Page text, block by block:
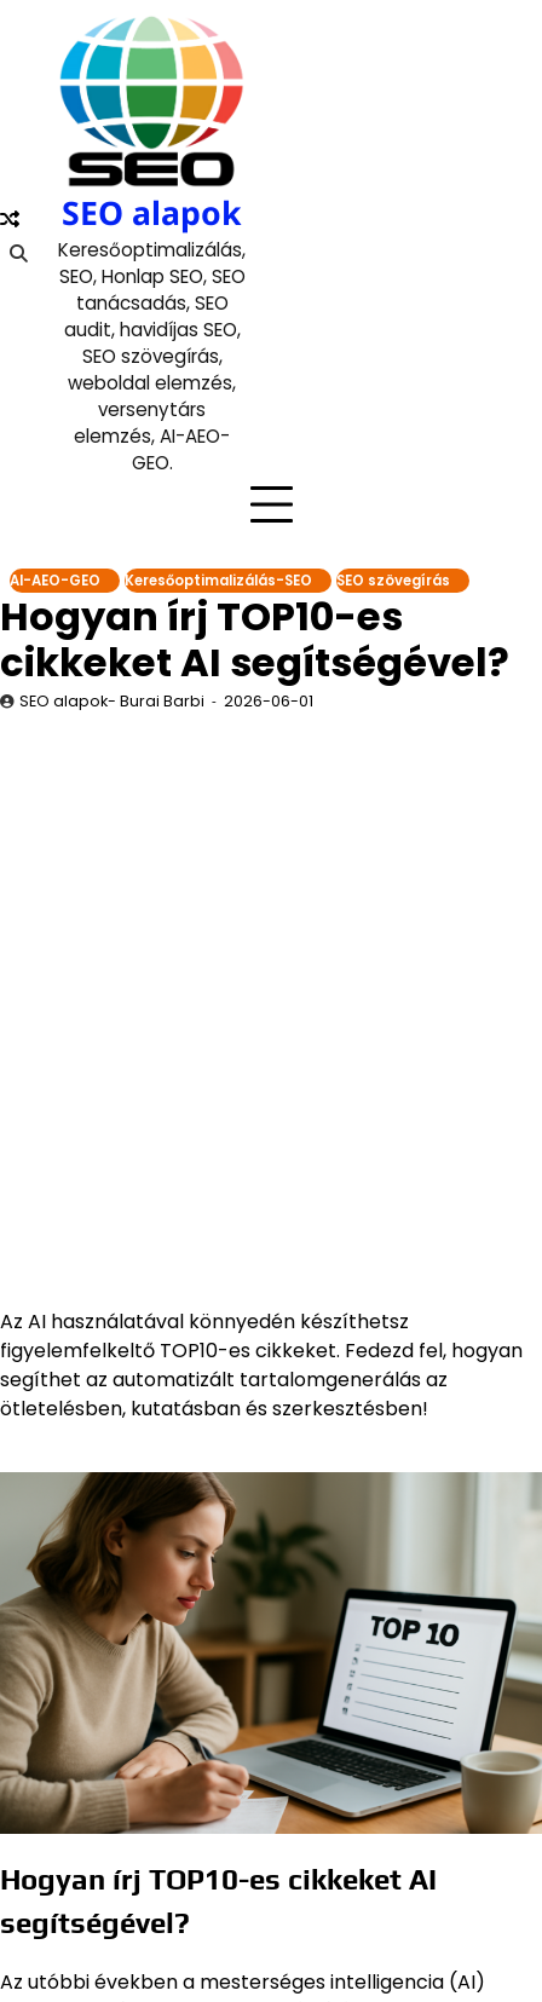
content
SEO alapok
Keresőoptimalizálás,
SEO, Honlap SEO, SEO
tanácsadás, SEO
audit, havidíjas SEO,
SEO szövegírás,
weboldal elemzés,
versenytárs
elemzés, AI-AEO-
GEO.
AI-AEO-GEO Keresőoptimalizálás-SEO SEO szövegírás
Hogyan írj TOP10-es
cikkeket AI segítségével?
SEO alapok- Burai Barbi 2026-06-01
Az AI használatával könnyedén készíthetsz
figyelemfelkeltő TOP10-es cikkeket. Fedezd fel, hogyan
segíthet az automatizált tartalomgenerálás az
ötletelésben, kutatásban és szerkesztésben!
Hogyan írj TOP10-es cikkeket AI
segítségével?
Az utóbbi években a mesterséges intelligencia (AI)